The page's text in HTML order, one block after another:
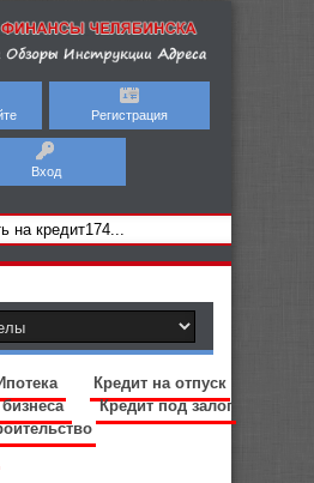
Регистрация
Вход
Кредит на отпуск
Кредит под залог